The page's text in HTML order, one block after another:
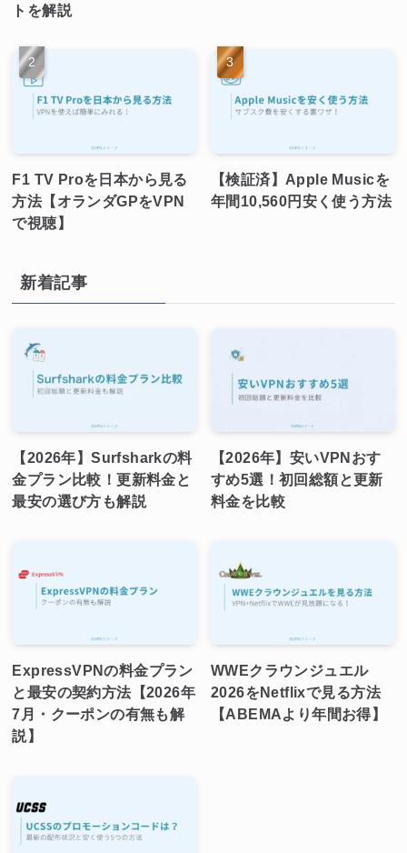
トを解説
F1 TV Proを日本から見る
方法【オランダGPをVPN
で視聴】
【検証済】Apple Musicを
年間10,560円安く使う方法
新着記事
【2026年】Surfsharkの料
金プラン比較！更新料金と
最安の選び方も解説
【2026年】安いVPNおす
すめ5選！初回総額と更新
料金を比較
ExpressVPNの料金プラン
と最安の契約方法【2026年
7月・クーポンの有無も解
説】
WWEクラウンジュエル
2026をNetflixで見る方法
【ABEMAより年間お得】